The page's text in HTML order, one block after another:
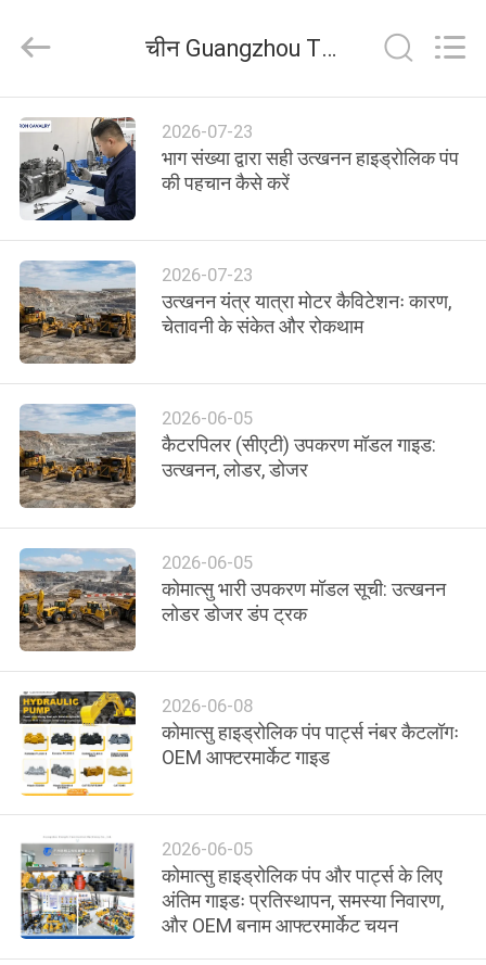
होम
उत्पाद
वीडियो
वीआर
दिखाएँ
हमारे
बारे
फैक्टरी
यात्रा
गुणवत्ता
नियंत्रण
हमसे
संपर्क
करें
समाचार
Machinery
Rights
चीन Guangzhou Tieqi Construction Machinery Co., Ltd. कंपनी समाचार
2026-07-23
भाग संख्या द्वारा सही उत्खनन हाइड्रोलिक पंप
की पहचान कैसे करें
2026-07-23
उत्खनन यंत्र यात्रा मोटर कैविटेशनः कारण,
चेतावनी के संकेत और रोकथाम
2026-06-05
कैटरपिलर (सीएटी) उपकरण मॉडल गाइड:
उत्खनन, लोडर, डोजर
2026-06-05
कोमात्सु भारी उपकरण मॉडल सूची: उत्खनन
लोडर डोजर डंप ट्रक
2026-06-08
कोमात्सु हाइड्रोलिक पंप पार्ट्स नंबर कैटलॉगः
OEM आफ्टरमार्केट गाइड
2026-06-05
कोमात्सु हाइड्रोलिक पंप और पार्ट्स के लिए
अंतिम गाइडः प्रतिस्थापन, समस्या निवारण,
और OEM बनाम आफ्टरमार्केट चयन